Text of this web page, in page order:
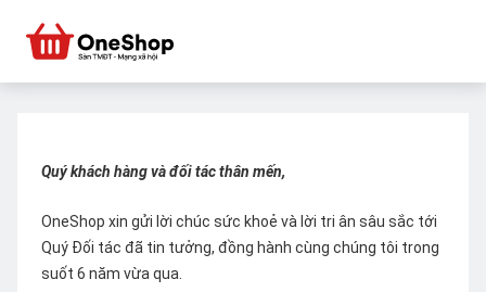
Quý khách hàng và đối tác thân mến,
OneShop xin gửi lời chúc sức khoẻ và lời tri ân sâu sắc tới
Quý Đối tác đã tin tưởng, đồng hành cùng chúng tôi trong
suốt 6 năm vừa qua.